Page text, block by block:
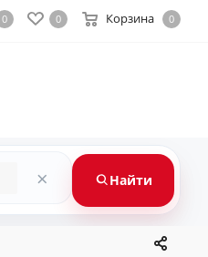
0 0 Корзина 0
× Найти